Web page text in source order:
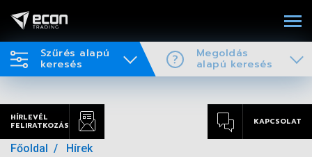
Szűrés alapú
keresés
Megoldás
alapú keresés
HÍRLEVÉL
FELIRATKOZÁS
KAPCSOLAT
Főoldal Hírek